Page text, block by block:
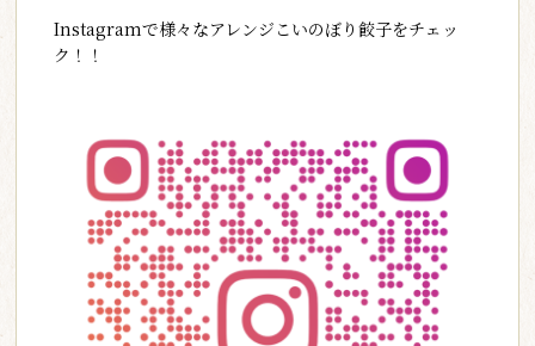
Instagramで様々なアレンジこいのぼり餃子をチェッ
ク！！